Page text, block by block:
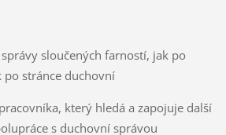
sloučených farností, jak po
po stránce duchovní
který hledá a zapojuje další
s duchovní správou